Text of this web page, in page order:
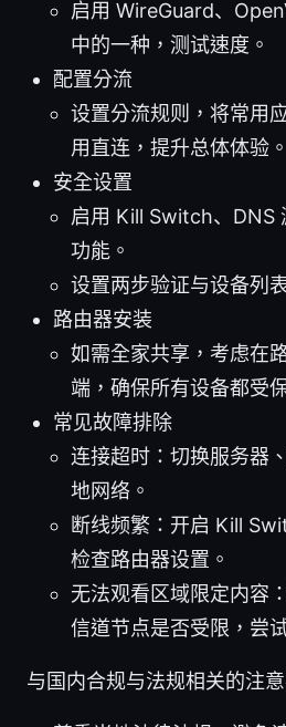
启用 WireGuard、
中的一种，测试速度。
配置分流
设置分流规则，将常用
用直连，提升总体体验。
安全设置
启用 Kill Switch、DNS
功能。
设置两步验证与设备列
路由器安装
如需全家共享，考虑在
端，确保所有设备都受
常见故障排除
连接超时：切换服务器
地网络。
断线频繁：开启 Kill
检查路由器设置。
无法观看区域限定内容
信道节点是否受限，尝
与国内合规与法规相关的注